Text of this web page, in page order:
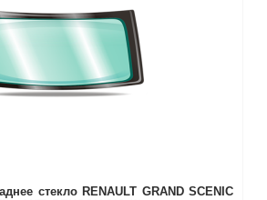
стекло RENAULT GRAND SCENIC